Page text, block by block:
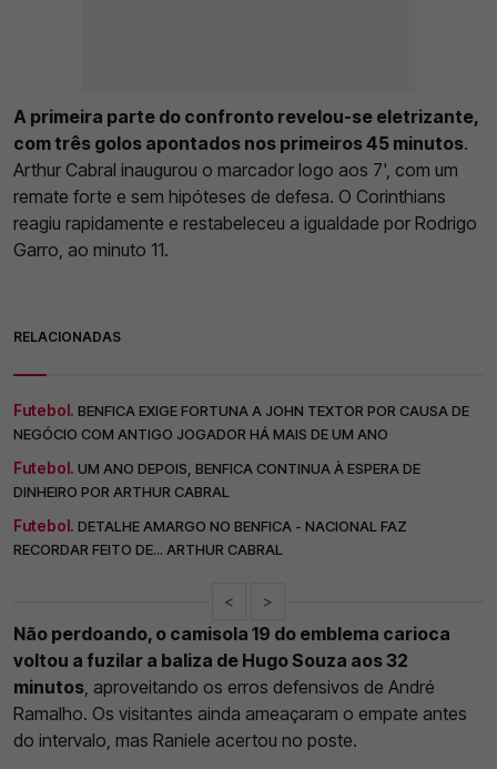
A primeira parte do confronto revelou-se eletrizante,
com três golos apontados nos primeiros 45 minutos.
Arthur Cabral inaugurou o marcador logo aos 7', com um
remate forte e sem hipóteses de defesa. O Corinthians
reagiu rapidamente e restabeleceu a igualdade por Rodrigo
Garro, ao minuto 11.
RELACIONADAS
Futebol. BENFICA EXIGE FORTUNA A JOHN TEXTOR POR CAUSA DE
NEGÓCIO COM ANTIGO JOGADOR HÁ MAIS DE UM ANO
Futebol. UM ANO DEPOIS, BENFICA CONTINUA À ESPERA DE
DINHEIRO POR ARTHUR CABRAL
Futebol. DETALHE AMARGO NO BENFICA - NACIONAL FAZ
RECORDAR FEITO DE... ARTHUR CABRAL
< >
Não perdoando, o camisola 19 do emblema carioca
voltou a fuzilar a baliza de Hugo Souza aos 32
minutos, aproveitando os erros defensivos de André
Ramalho. Os visitantes ainda ameaçaram o empate antes
do intervalo, mas Raniele acertou no poste.